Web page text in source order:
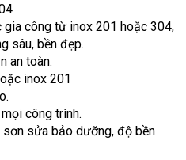
gia công từ inox 201 hoặc 304,
sâu, bền đẹp.
an toàn.
inox 201
công trình.
sơn sửa bảo dưỡng, độ bền